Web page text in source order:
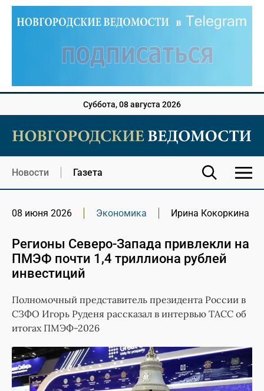
Суббота, 08 августа 2026
Новости Газета
08 июня 2026 Экономика Ирина Кокоркина
Регионы Северо-Запада привлекли на
ПМЭФ почти 1,4 триллиона рублей
инвестиций
Полномочный представитель президента России в
СЗФО Игорь Руденя рассказал в интервью ТАСС об
итогах ПМЭФ-2026